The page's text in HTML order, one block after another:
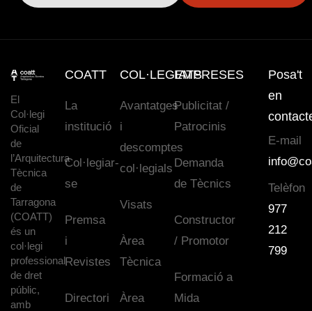
El
Col·legi
Oficial
de
l’Arquitectura
Tècnica
de
Tarragona
(COATT)
és un
col·legi
professional
de dret
públic,
amb
COATT
La
institució
Col·legiar-
se
Premsa
i
Revistes
Directori
COL·LEGIATS
Avantatges
i
descomptes
col·legials
Visats
Àrea
Tècnica
Àrea
EMPRESES
Publicitat /
Patrocinis
Demanda
de Tècnics
Constructor
/ Promotor
Formació a
Mida
Posa't
en
E-mail
Telèfon
977
212
799